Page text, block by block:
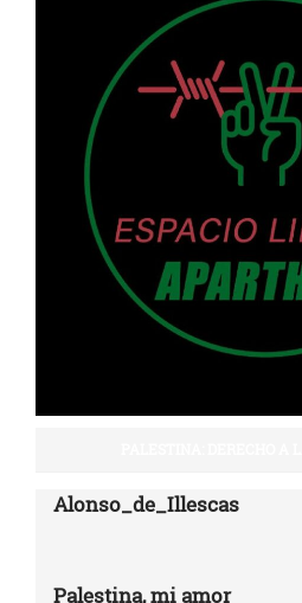
Alonso_de_Illescas
Palestina, mi amor